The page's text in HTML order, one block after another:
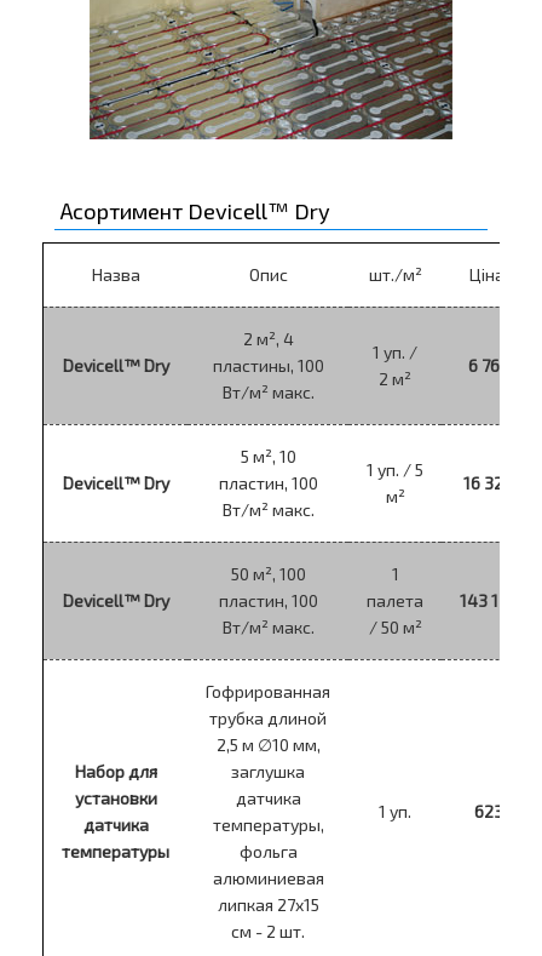
Асортимент Devicell™ Dry
Назва Опис шт./м² Ціна, грн
Devicell™ Dry
2 м², 4
пластины, 100
Вт/м² макс.
1 уп. /
2 м²
6 768 грн
Devicell™ Dry
5 м², 10
пластин, 100
Вт/м² макс.
1 уп. / 5
м²
16 320 грн
Devicell™ Dry
50 м², 100
пластин, 100
Вт/м² макс.
1
палета
/ 50 м²
143 172
Набор для
установки
датчика
температуры
Гофрированная
трубка длиной
2,5 м ∅10 мм,
заглушка
датчика
температуры,
фольга
алюминиевая
липкая 27х15
см - 2 шт.
1 уп. 623 грн